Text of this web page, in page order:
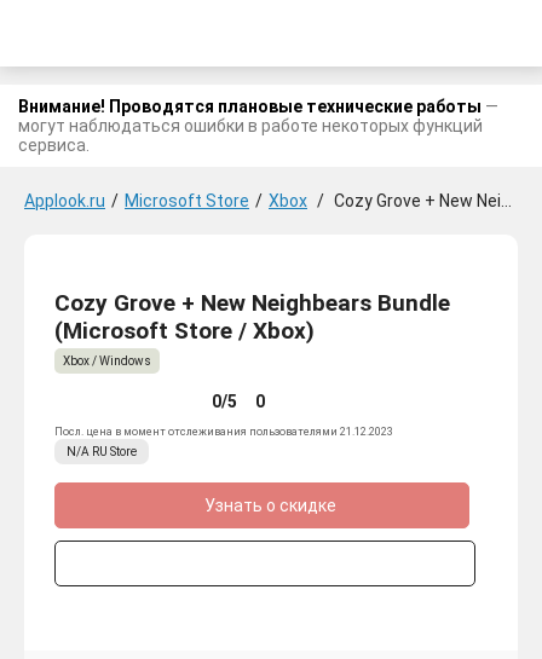
Внимание! Проводятся плановые технические работы —
могут наблюдаться ошибки в работе некоторых функций
сервиса.
Applook.ru / Microsoft Store / Xbox / Cozy Grove + New Neighbears Bundle
Cozy Grove + New Neighbears Bundle
(Microsoft Store / Xbox)
Xbox / Windows
0/5 0
Посл. цена в момент отслеживания пользователями 21.12.2023
N/A RU Store
Узнать о скидке